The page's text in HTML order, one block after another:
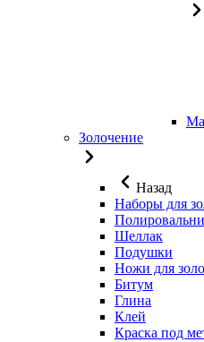
Золочение
Назад
Наборы для
Шеллак
Подушки
Ножи для
Битум
Глина
Клей
Краска под